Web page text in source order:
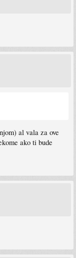
al vala za ove
ako ti bude